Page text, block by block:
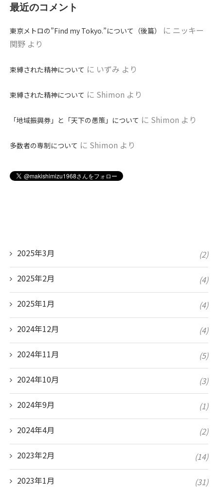
最近のコメント
東京メトロの”Find my Tokyo.”について（後篇） に ニッキー
関野 より
束縛された精神について に いずみ より
束縛された精神について に Shimon より
「地域振興券」と「天下の愚策」について に Shimon より
多数者の専制について に Shimon より
2025年3月 (2)
2025年2月 (4)
2025年1月 (4)
2024年12月 (4)
2024年11月 (5)
2024年10月 (3)
2024年9月 (1)
2024年4月 (2)
2023年2月 (14)
2023年1月 (31)